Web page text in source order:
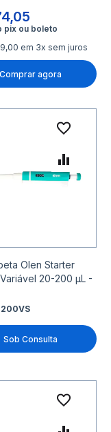
em 3x sem juros
Comprar agora
de
Comparar
Olen Starter
20-200 μL -
Sob Consulta
de